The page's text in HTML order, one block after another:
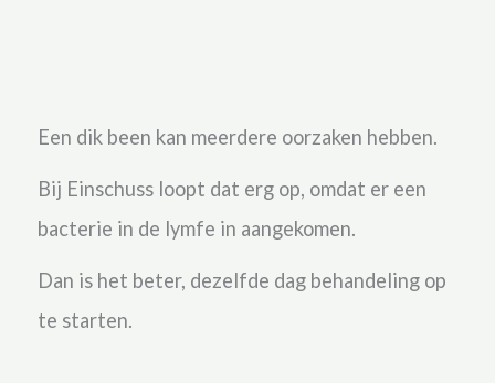
Een dik been kan meerdere oorzaken hebben.
Bij Einschuss loopt dat erg op, omdat er een
bacterie in de lymfe in aangekomen.
Dan is het beter, dezelfde dag behandeling op
te starten.